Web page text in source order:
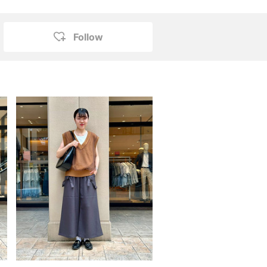
Follow